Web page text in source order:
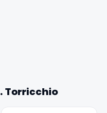
Torricchio